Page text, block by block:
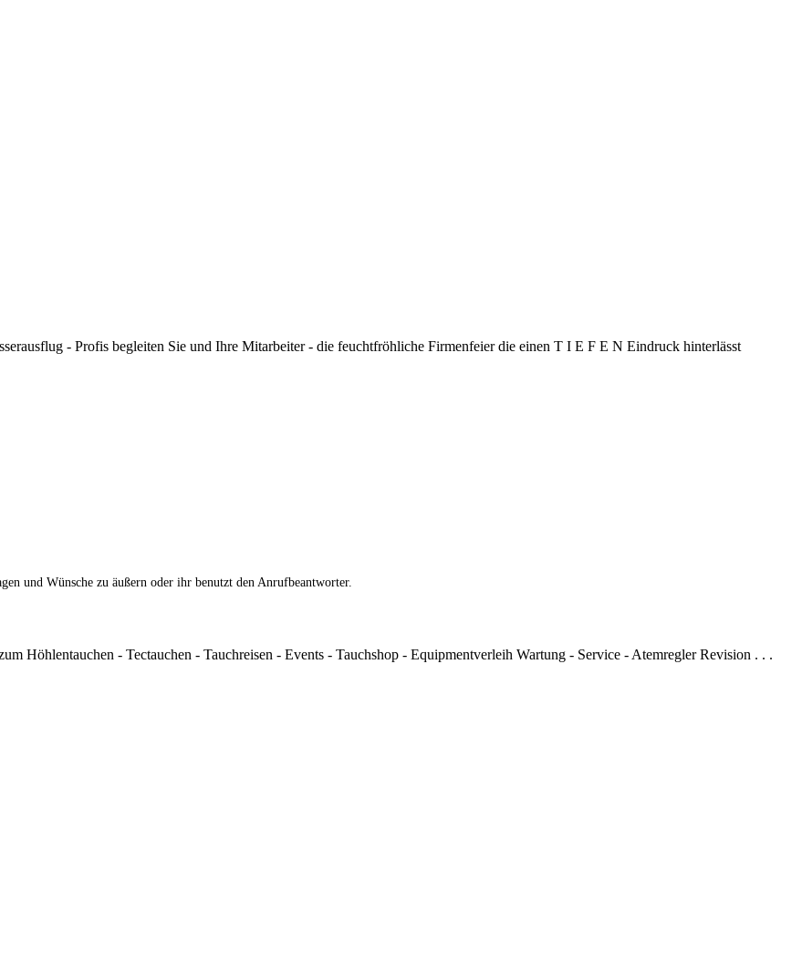
- Profis begleiten Sie und Ihre Mitarbeiter - die feuchtfröhliche Firmenfeier die einen T I E F E N Eindruck hinterlässt
und Wünsche zu äußern oder ihr benutzt den Anrufbeantworter.
Höhlentauchen - Tectauchen - Tauchreisen - Events - Tauchshop - Equipmentverleih Wartung - Service - Atemregler Revision . . .